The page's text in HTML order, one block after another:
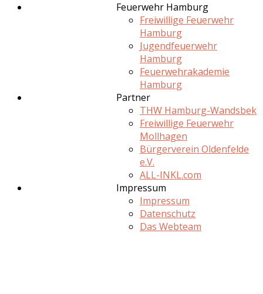
Feuerwehr Hamburg
Freiwillige Feuerwehr
Hamburg
Jugendfeuerwehr
Hamburg
Feuerwehrakademie
Hamburg
Partner
THW Hamburg-Wandsbek
Freiwillige Feuerwehr
Mollhagen
Bürgerverein Oldenfelde
e.V.
ALL-INKL.com
Impressum
Impressum
Datenschutz
Das Webteam